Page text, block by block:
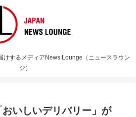
けするメディアNews Lounge（ニュースラウン
ジ）
いしいデリバリー」が